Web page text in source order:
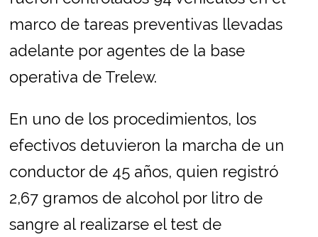
marco de tareas preventivas llevadas
adelante por agentes de la base
operativa de Trelew.
En uno de los procedimientos, los
efectivos detuvieron la marcha de un
conductor de 45 años, quien registró
2,67 gramos de alcohol por litro de
sangre al realizarse el test de